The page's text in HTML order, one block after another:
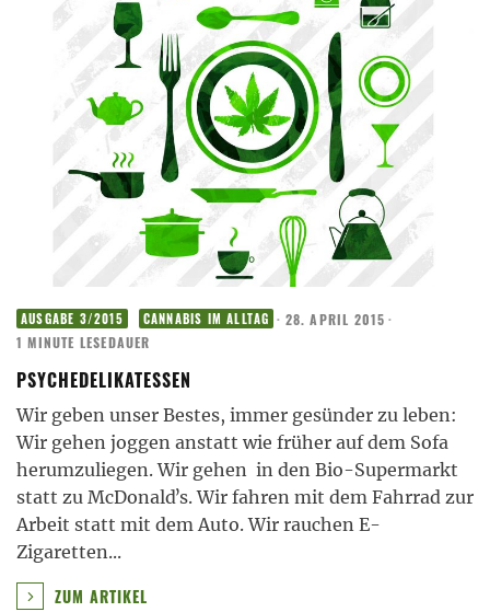
AUSGABE 3/2015 CANNABIS IM ALLTAG · 28. APRIL 2015 ·
1 MINUTE LESEDAUER
PSYCHEDELIKATESSEN
Wir geben unser Bestes, immer gesünder zu leben:
Wir gehen joggen anstatt wie früher auf dem Sofa
herumzuliegen. Wir gehen in den Bio-Supermarkt
statt zu McDonaldʼs. Wir fahren mit dem Fahrrad zur
Arbeit statt mit dem Auto. Wir rauchen E-
Zigaretten...
ZUM ARTIKEL